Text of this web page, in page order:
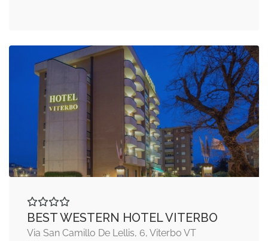
BEST WESTERN HOTEL VITERBO
Via San Camillo De Lellis, 6, Viterbo VT